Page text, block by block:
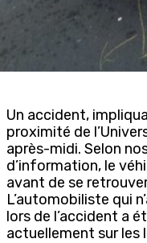
Un accident,
proximité de
après-midi. Selon
d’information, le
avant de se
L’automobiliste qui
lors de l’accident a
actuellement sur les